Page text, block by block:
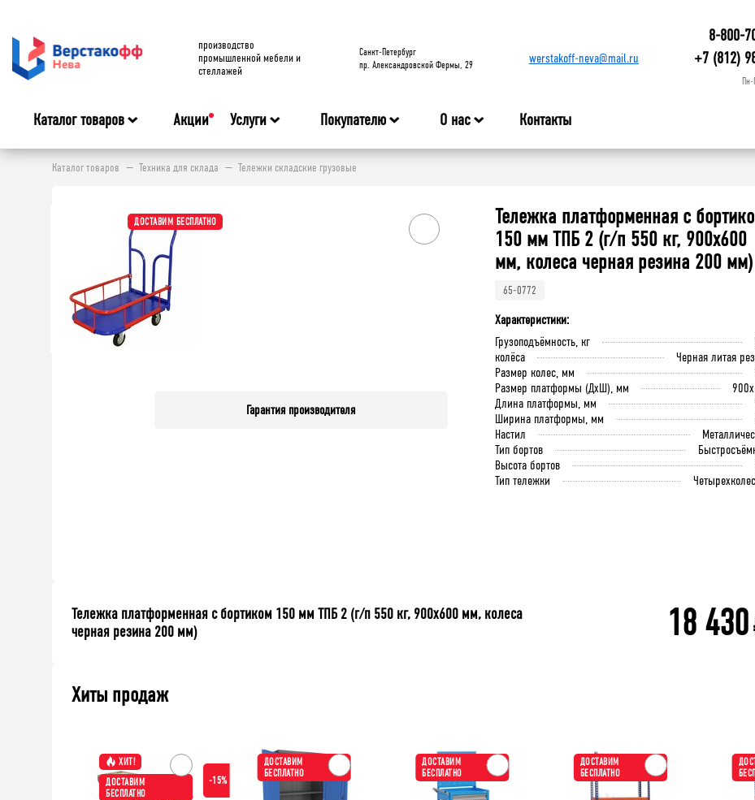
производство
промышленной мебели и
стеллажей
Cанкт-Петербург
пр. Александровской Фермы, 29
werstakoff-neva@mail.ru
8-800-
+7 (812)
Каталог товаров Акции Услуги Покупателю О нас Контакты
Каталог товаров Техника для склада Тележки складские грузовые
ДОСТАВИМ БЕСПЛАТНО
Гарантия производителя
Тележка платформенная с
150 мм ТПБ 2 (г/п 550 кг, 900x600
мм, колеса черная резина 200 мм)
65-0772
Характеристики:
Грузоподъёмность, кг
колёса
Черная литая
Размер колес, мм
Размер платформы (ДхШ), мм
Длина платформы, мм
Ширина платформы, мм
Настил
Тип бортов
Высота бортов
Тип тележки
Тележка платформенная с бортиком 150 мм ТПБ 2 (г/п 550 кг, 900x600 мм, колеса
черная резина 200 мм)
18 430
Хиты продаж
ХИТ!
ДОСТАВИМ
БЕСПЛАТНО
-15%
ДОСТАВИМ
БЕСПЛАТНО
ДОСТАВИМ
БЕСПЛАТНО
ДОСТАВИМ
БЕСПЛАТНО